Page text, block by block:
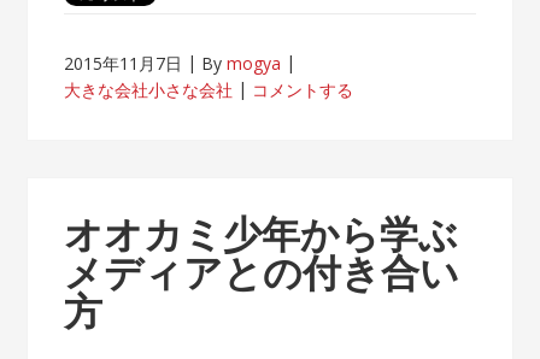
が
客
先
常
駐
2015年11月7日 Bymogya
大きな会社小さな会社
コメントする
オオカミ少年から学ぶ
メディアとの付き合い
方